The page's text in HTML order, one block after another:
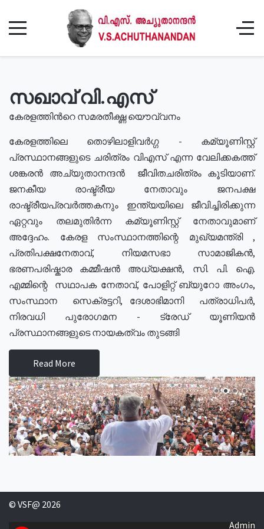
സഖാവ് വി.എസ്
കേരളത്തിൻറെ സമരതീക്ഷ്ണ യൌവ്വനം
കേരളത്തിലെ തൊഴിലാളിവർഗ്ഗ - കമ്യൂണിസ്റ്റ്
പ്രസ്ഥാനങ്ങളുടെ ചരിത്രം വിഎസ് എന്ന വേലിക്കകത്ത്
ശങ്കരൻ അച്യുതാനന്ദൻ ജീവിതചരിത്രം കൂടിയാണ്.
ജനകീയ രാഷ്ട്രീയ നേതാവും ജനപക്ഷ
രാഷ്ട്രീയപ്രവർത്തകനും ഇന്ത്യയിലെ ജീവിച്ചിരിക്കുന്ന
ഏറ്റവും തലമുതിർന്ന കമ്യൂണിസ്റ്റ് നേതാവുമാണ്
അദ്ദേഹം. കേരള സംസ്ഥാനത്തിന്റെ മുഖ്യമന്ത്രി ,
പ്രതിപക്ഷനേതാവ്, നിയമസഭാ സാമാജികൻ,
ഭരണപരിഷ്കാര കമ്മീഷൻ അധ്യക്ഷൻ, സി. പി. ഐ.
എമ്മിന്റെ സഥാപക നേതാവ്, പോളിറ്റ് ബ്യുറോ അംഗം,
സംസ്ഥാന സെക്രട്ടറി, ദേശാഭിമാനി പത്രാധിപർ,
നിരവധി പുരോഗമന - ട്രേഡ് യൂണിയൻ
പ്രസ്ഥാനങ്ങളുടെ നായകത്വം തുടങ്ങി
Read More
© VSF@ 2026
Admin